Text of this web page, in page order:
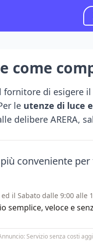
come
di esigere
le utenze di luce
delibere ARERA,
conveniente per
il Sabato dalle 9:00 alle
semplice, veloce e
Servizio senza costi